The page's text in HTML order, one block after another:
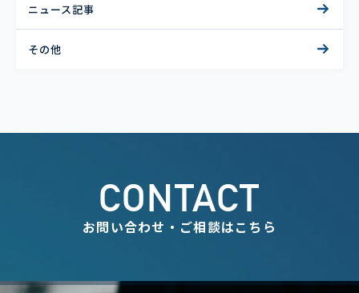
ニュース記事
その他
CONTACT
お問い合わせ・ご相談はこちら